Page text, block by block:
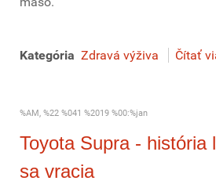
Kategória Zdravá výživa Čítať
%AM, %22 %041 %2019 %00:%jan
Toyota Supra - história
sa vracia